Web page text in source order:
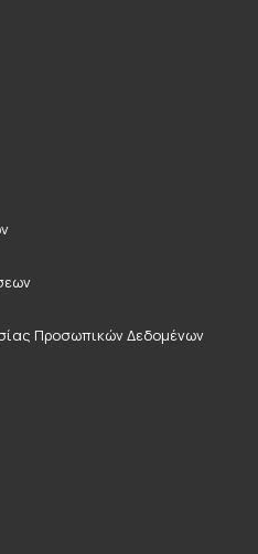
Προσωπικών Δεδομένων